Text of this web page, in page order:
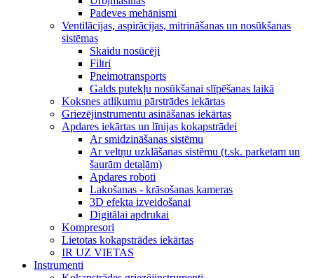
Padeves mehānismi
Ventilācijas, aspirācijas, mitrināšanas un nosūkšanas
sistēmas
Skaidu nosūcēji
Filtri
Pneimotransports
Galds putekļu nosūkšanai slīpēšanas laikā
Koksnes atlikumu pārstrādes iekārtas
Griezējinstrumentu asināšanas iekārtas
Apdares iekārtas un līnijas kokapstrādei
Ar smidzināšanas sistēmu
Ar veltņu uzklāšanas sistēmu (t.sk. parketam un
šaurām detaļām)
Apdares roboti
Lakošanas - krāsošanas kameras
3D efekta izveidošanai
Digitālai apdrukai
Kompresori
Lietotas kokapstrādes iekārtas
IR UZ VIETAS
Instrumenti